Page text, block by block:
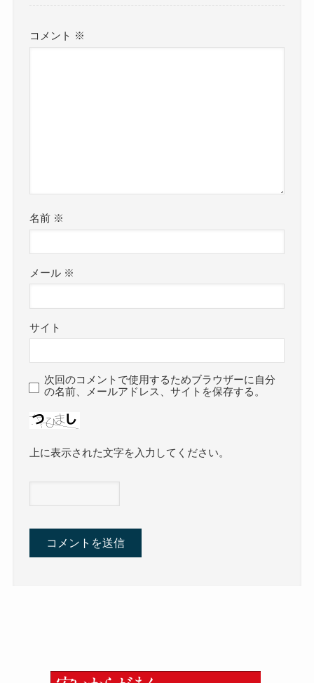
コメント ※
名前 ※
メール ※
サイト
次回のコメントで使用するためブラウザーに自分
の名前、メールアドレス、サイトを保存する。
上に表示された文字を入力してください。